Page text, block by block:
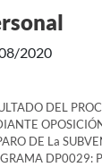
2020
DEL
DE La
DP0029: